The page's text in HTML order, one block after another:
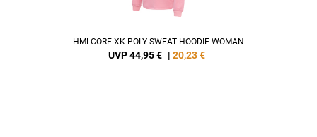
HMLCORE XK POLY SWEAT HOODIE WOMAN
UVP 44,95 € | 20,23€